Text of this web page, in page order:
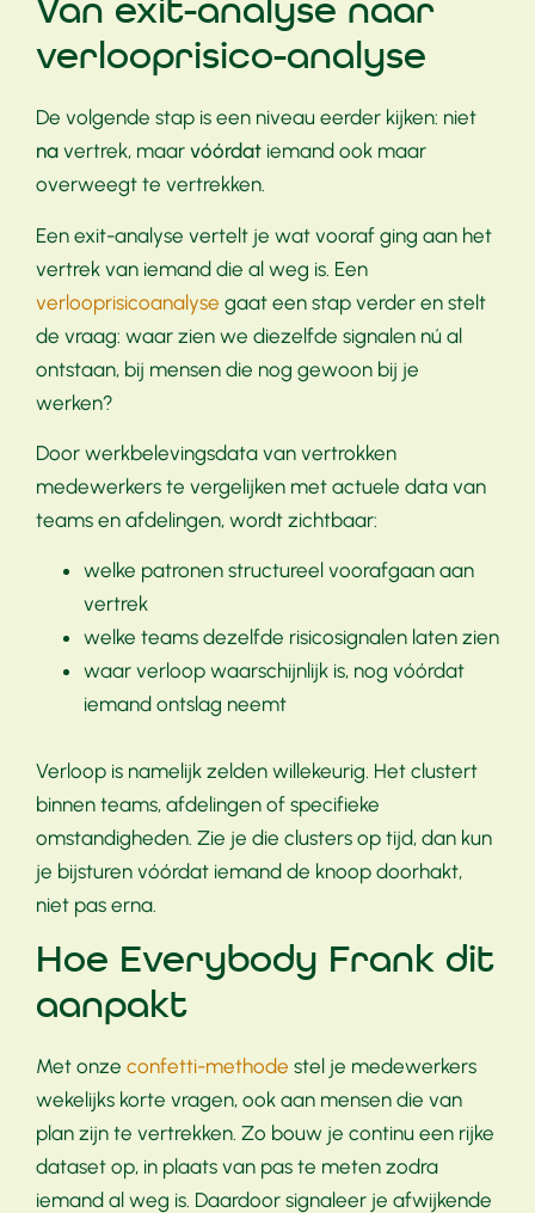
Van exit-analyse naar
verlooprisico-analyse
De volgende stap is een niveau eerder kijken: niet
na vertrek, maar vóórdat iemand ook maar
overweegt te vertrekken.
Een exit-analyse vertelt je wat vooraf ging aan het
vertrek van iemand die al weg is. Een
verlooprisicoanalyse gaat een stap verder en stelt
de vraag: waar zien we diezelfde signalen nú al
ontstaan, bij mensen die nog gewoon bij je
werken?
Door werkbelevingsdata van vertrokken
medewerkers te vergelijken met actuele data van
teams en afdelingen, wordt zichtbaar:
welke patronen structureel voorafgaan aan
vertrek
welke teams dezelfde risicosignalen laten zien
waar verloop waarschijnlijk is, nog vóórdat
iemand ontslag neemt
Verloop is namelijk zelden willekeurig. Het clustert
binnen teams, afdelingen of specifieke
omstandigheden. Zie je die clusters op tijd, dan kun
je bijsturen vóórdat iemand de knoop doorhakt,
niet pas erna.
Hoe Everybody Frank dit
aanpakt
Met onze confetti-methode stel je medewerkers
wekelijks korte vragen, ook aan mensen die van
plan zijn te vertrekken. Zo bouw je continu een rijke
dataset op, in plaats van pas te meten zodra
iemand al weg is. Daardoor signaleer je afwijkende